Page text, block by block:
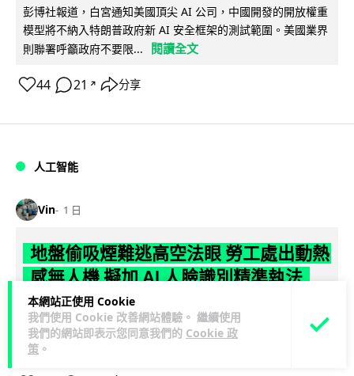
本網站正使用 Cookie
我們使用 Cookie 改善網站體驗。 繼續使用
我們的網站即表示您同意我們的 Cookie 政
策 。
彭博社報道，白宮通知美國頂尖 AI 公司，中國開發的開放權重
模型將不納入特朗普政府新 AI 安全框架的測試範圍。美國業界
則聯署呼籲政府不要限...
閱讀全文
44 21 ↗ 分享
人工智能
Vin 1 日
地盤偷吸煙難逃高空法眼 勞工處出動熱
感無人機 擬加 AI 人臉識別精準執法
勞工處投入配備熱感應鏡頭的小型無人機進行高空巡邏以打擊
地盤違例吸煙，並正研究於未來一年內引入 AI 人臉識別與行為
分析功能，結合三大技術進一...